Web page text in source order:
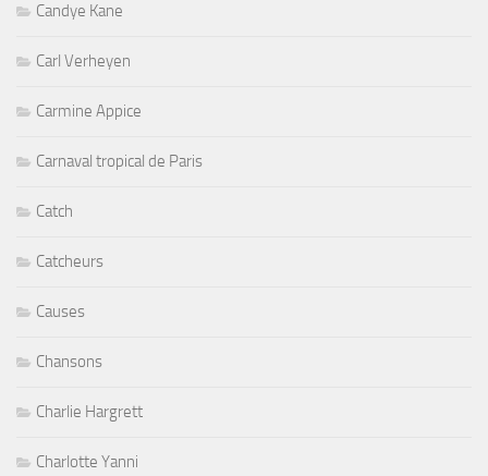
Candye Kane
Carl Verheyen
Carmine Appice
Carnaval tropical de Paris
Catch
Catcheurs
Causes
Chansons
Charlie Hargrett
Charlotte Yanni